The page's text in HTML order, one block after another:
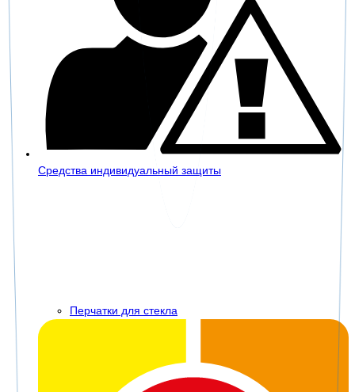
Средства индивидуальный защиты
Перчатки для стекла